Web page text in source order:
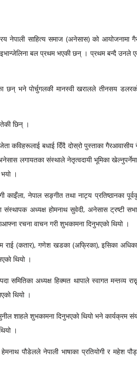
नेपाली साहित्य समाज (अनेसास) को आयोजनामा
इभान्जेलिना बल प्रथम भएकी छन् । प्रथम बन्दै उनले
छन् भने पोर्चुगलकी मानस्वी खरालले तीनसय
छिन् ।
कविहरूलाई बधाई दिँदै दोस्रो पुस्ताका गैरआवासीय
लगायतका संस्थाले नेतृत्वदायी भूमिका
।
काइँला, नेपाल सङ्गीत तथा नाट्य प्रतिष्ठानका
अध्यक्ष होमनाथ सुवेदी, अनेसास ट्रष्टी
रचना वाचन गरी शुभकामना दिनुभएकाे थियो ।
राई (कतार), गणेश खडका (अफ्रिका), इसिका
थियो ।
समितिका अध्यक्ष हिक्मत थापाले स्वागत मन्तव्य
थियो ।
शाहले शुभकामना दिनुभएकाे थियो भने कार्यक्रम
।
हेमनाथ पौडेलले नेपाली भाषाका प्रतियोगी र महेश